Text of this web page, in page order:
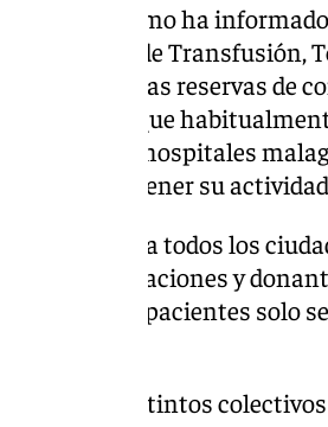
y Consumo ha
el Centro de Transfusión,
y reforzar las reservas de
en el que
que los hospitales
puedan mantener su
está dirigida a todos los
de donaciones y
de los pacientes solo
colaboran distintos